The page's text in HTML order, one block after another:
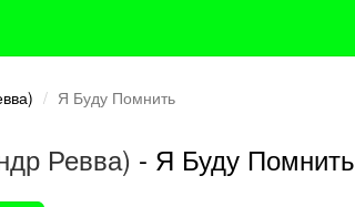
Я Буду Помнить
Ревва) - Я Буду Помнить